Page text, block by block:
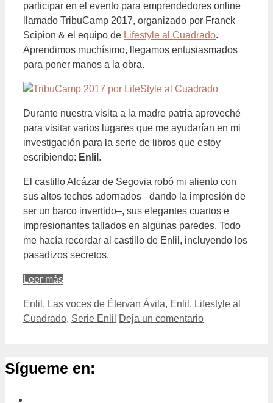
participar en el evento para emprendedores online
llamado TribuCamp 2017, organizado por Franck
Scipion & el equipo de Lifestyle al Cuadrado.
Aprendimos muchísimo, llegamos entusiasmados
para poner manos a la obra.
Durante nuestra visita a la madre patria aproveché
para visitar varios lugares que me ayudarían en mi
investigación para la serie de libros que estoy
escribiendo: Enlil .
El castillo Alcázar de Segovia robó mi aliento con
sus altos techos adornados –dando la impresión de
ser un barco invertido–, sus elegantes cuartos e
impresionantes tallados en algunas paredes. Todo
me hacía recordar al castillo de Enlil, incluyendo los
pasadizos secretos.
Leer más
Categorías
Enlil , Las voces de Étervan Etiquetas
Ávila, Enlil , Lifestyle al
Cuadrado, Serie Enlil Deja un comentario
Sígueme en: